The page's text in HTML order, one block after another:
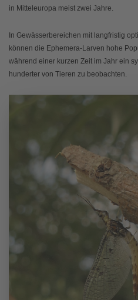
in Mitteleuropa meist zwei Jahre.
In Gewässerbereichen mit langfristig
können die Ephemera-Larven hohe
während einer kurzen Zeit im Jahr ein
hunderter von Tieren zu beobachten.